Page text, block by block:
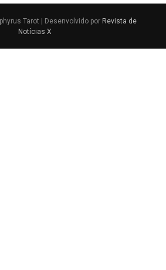
Tarot | Desenvolvido por Revista de
Notícias X